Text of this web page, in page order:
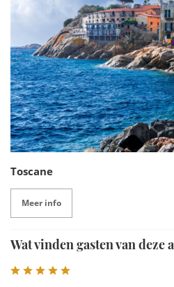
Toscane
Meer info
Wat vinden gasten van deze